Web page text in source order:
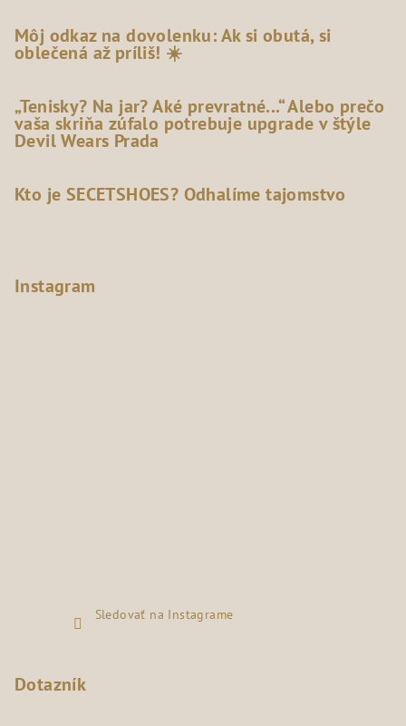
Môj odkaz na dovolenku: Ak si obutá, si
oblečená až príliš! ☀️
„Tenisky? Na jar? Aké prevratné...“ Alebo prečo
vaša skriňa zúfalo potrebuje upgrade v štýle
Devil Wears Prada
Kto je SECETSHOES? Odhalíme tajomstvo
Instagram
Sledovať na Instagrame
Dotazník